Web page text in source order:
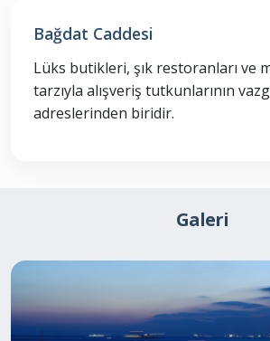
Bağdat Caddesi
Lüks butikleri, şık restoranları ve
tarzıyla alışveriş tutkunlarının
adreslerinden biridir.
Galeri